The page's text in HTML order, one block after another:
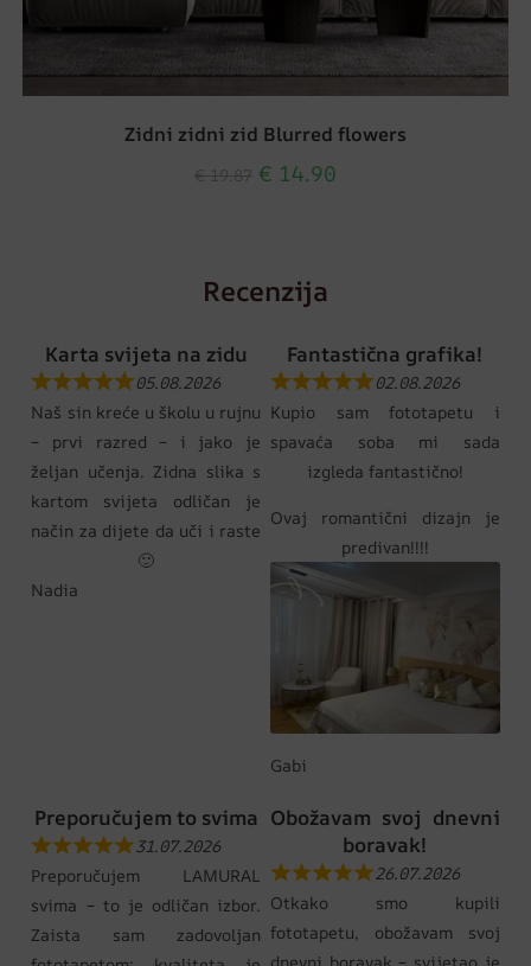
Zidni zidni zid Blurred flowers
€ 14.90
Recenzija
Karta svijeta na zidu
05.08.2026
Naš sin kreće u školu u rujnu
– prvi razred – i jako je
željan učenja. Zidna slika s
kartom svijeta odličan je
način za dijete da uči i raste
🙂
Nadia
Fantastična grafika!
02.08.2026
Kupio sam fototapetu i
spavaća soba mi sada
izgleda fantastično!
Ovaj romantični dizajn je
predivan!!!!
Gabi
Preporučujem to svima
31.07.2026
Preporučujem LAMURAL
svima – to je odličan izbor.
Zaista sam zadovoljan
Obožavam svoj dnevni
boravak!
26.07.2026
Otkako smo kupili
fototapetu, obožavam svoj